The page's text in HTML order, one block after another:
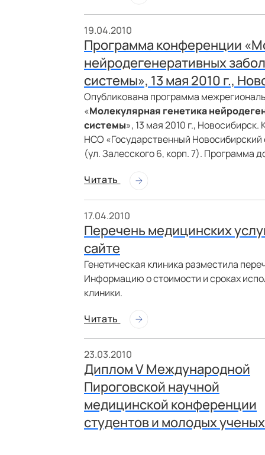
19.04.2010
Программа конференции
нейродегенеративных
системы», 13 мая 2010 г.,
Опубликована программа
«Молекулярная генетика
системы», 13 мая 2010 г.,
НСО «Государственный Новосибирский
(ул. Залесского 6, корп. 7). Программа
Читать
17.04.2010
Перечень медицинских
сайте
Генетическая клиника разместила
Информацию о стоимости и сроках
клиники.
Читать
23.03.2010
Диплом V Международной
Пироговской научной
медицинской конференции
студентов и молодых ученых